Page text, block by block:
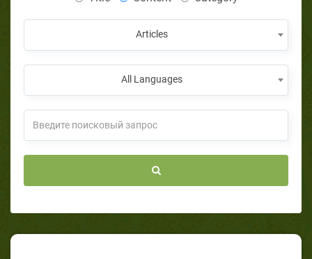
Articles
All Languages